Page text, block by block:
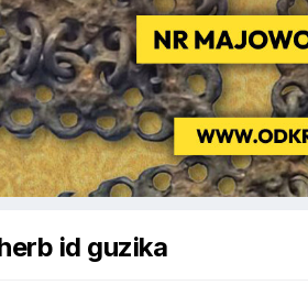
id guzika